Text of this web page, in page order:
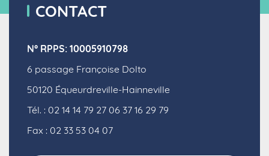
CONTACT
N° RPPS: 10005910798
6 passage Françoise Dolto
50120 Équeurdreville-Hainneville
Tél. : 02 14 14 79 27 06 37 16 29 79
Fax : 02 33 53 04 07